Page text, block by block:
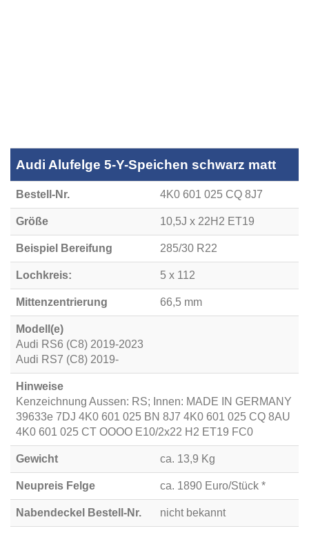
Audi Alufelge 5-Y-Speichen schwarz matt
Bestell-Nr. 4K0 601 025 CQ 8J7
Größe 10,5J x 22H2 ET19
Beispiel Bereifung 285/30 R22
Lochkreis: 5 x 112
Mittenzentrierung 66,5 mm
Modell(e)
Audi RS6 (C8) 2019-2023
Audi RS7 (C8) 2019-
Hinweise
Kenzeichnung Aussen: RS; Innen: MADE IN GERMANY
39633e 7DJ 4K0 601 025 BN 8J7 4K0 601 025 CQ 8AU
4K0 601 025 CT OOOO E10/2x22 H2 ET19 FC0
Gewicht ca. 13,9 Kg
Neupreis Felge ca. 1890 Euro/Stück *
Nabendeckel Bestell-Nr. nicht bekannt